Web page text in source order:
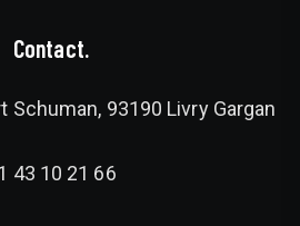
Contact.
Schuman, 93190 Livry Gargan
43 10 21 66